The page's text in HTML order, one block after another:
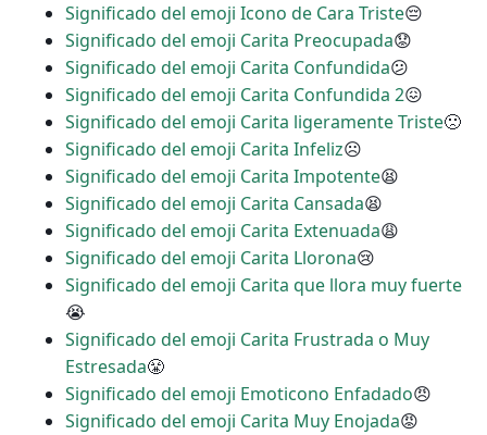
Significado del emoji Icono de Cara Triste😔
Significado del emoji Carita Preocupada😟
Significado del emoji Carita Confundida😕
Significado del emoji Carita Confundida 2😖
Significado del emoji Carita ligeramente Triste🙁
Significado del emoji Carita Infeliz☹
Significado del emoji Carita Impotente😫
Significado del emoji Carita Cansada😫
Significado del emoji Carita Extenuada😩
Significado del emoji Carita Llorona😢
Significado del emoji Carita que llora muy fuerte
😭
Significado del emoji Carita Frustrada o Muy
Estresada😤
Significado del emoji Emoticono Enfadado😠
Significado del emoji Carita Muy Enojada😡